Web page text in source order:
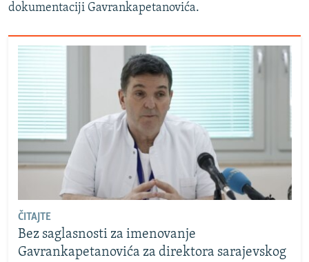
dokumentaciji Gavrankapetanovića.
ČITAJTE
Bez saglasnosti za imenovanje
Gavrankapetanovića za direktora sarajevskog